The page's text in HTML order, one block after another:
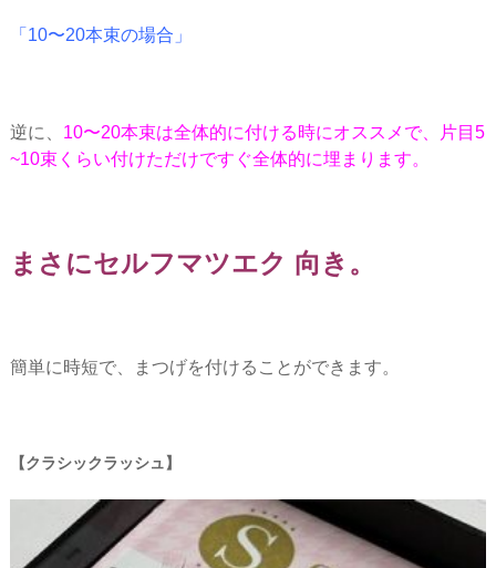
「10〜20本束の場合」
逆に、 10〜20本束は全体的に付ける時にオススメで、片目5
~10束くらい付けただけですぐ全体的に埋まります。
まさにセルフマツエク 向き。
簡単に時短で、まつげを付けることができます。
クラシックラッシュ